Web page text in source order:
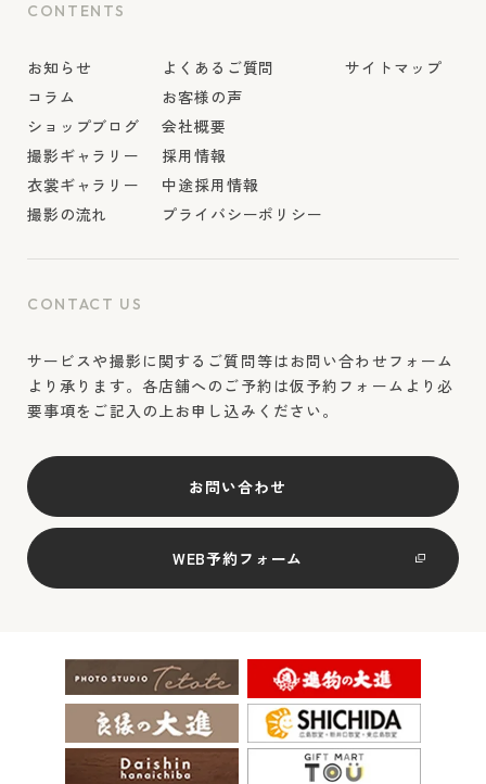
CONTENTS
お知らせ
コラム
ショップブログ
撮影ギャラリー
衣裳ギャラリー
撮影の流れ
よくあるご質問
お客様の声
会社概要
採用情報
中途採用情報
プライバシーポリシー
サイトマップ
CONTACT US
サービスや撮影に関するご質問等はお問い合わせフォーム
より承ります。各店舗へのご予約は仮予約フォームより必
要事項をご記入の上お申し込みください。
お問い合わせ
WEB予約フォーム